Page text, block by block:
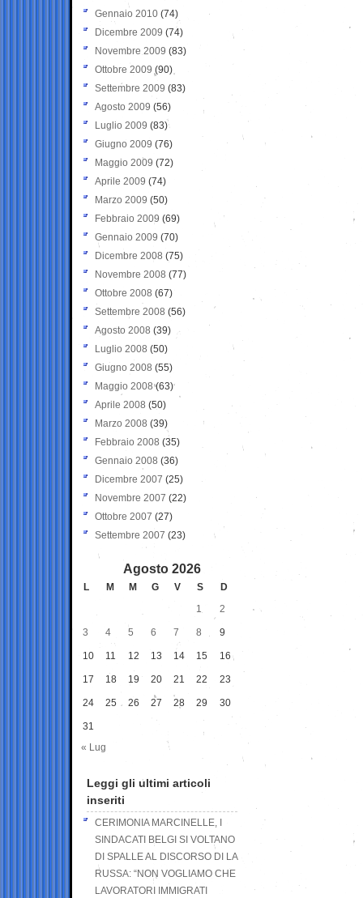
Gennaio 2010 (74)
Dicembre 2009 (74)
Novembre 2009 (83)
Ottobre 2009 (90)
Settembre 2009 (83)
Agosto 2009 (56)
Luglio 2009 (83)
Giugno 2009 (76)
Maggio 2009 (72)
Aprile 2009 (74)
Marzo 2009 (50)
Febbraio 2009 (69)
Gennaio 2009 (70)
Dicembre 2008 (75)
Novembre 2008 (77)
Ottobre 2008 (67)
Settembre 2008 (56)
Agosto 2008 (39)
Luglio 2008 (50)
Giugno 2008 (55)
Maggio 2008(63)
Aprile 2008 (50)
Marzo 2008 (39)
Febbraio 2008 (35)
Gennaio 2008 (36)
Dicembre 2007 (25)
Novembre 2007 (22)
Ottobre 2007 (27)
Settembre 2007 (23)
Agosto 2026
L M M G V S
D
1
2
3 4 5 6 7 8 9
10 11 12 13 14 15 16
17 18 19 20 21 22 23
24 25 26 27 28 29 30
31
« Lug
Leggi gli ultimi articoli
inseriti
CERIMONIA MARCINELLE, I
SINDACATI BELGI SI VOLTANO
DI SPALLE AL DISCORSO DI LA
RUSSA: “NON VOGLIAMO CHE
LAVORATORI IMMIGRATI